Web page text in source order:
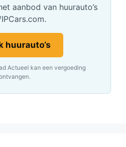
aanbod van huurauto’s
huurauto’s
Actueel kan een vergoeding